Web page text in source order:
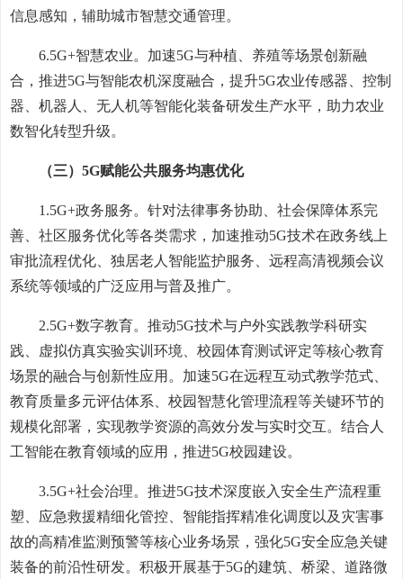
信息感知，辅助城市智慧交通管理。
6.5G+智慧农业。加速5G与种植、养殖等场景创新融
合，推进5G与智能农机深度融合，提升5G农业传感器、控制
器、机器人、无人机等智能化装备研发生产水平，助力农业
数智化转型升级。
（三）5G赋能公共服务均惠优化
1.5G+政务服务。针对法律事务协助、社会保障体系完
善、社区服务优化等各类需求，加速推动5G技术在政务线上
审批流程优化、独居老人智能监护服务、远程高清视频会议
系统等领域的广泛应用与普及推广。
2.5G+数字教育。推动5G技术与户外实践教学科研实
践、虚拟仿真实验实训环境、校园体育测试评定等核心教育
场景的融合与创新性应用。加速5G在远程互动式教学范式、
教育质量多元评估体系、校园智慧化管理流程等关键环节的
规模化部署，实现教学资源的高效分发与实时交互。结合人
工智能在教育领域的应用，推进5G校园建设。
3.5G+社会治理。推进5G技术深度嵌入安全生产流程重
塑、应急救援精细化管控、智能指挥精准化调度以及灾害事
故的高精准监测预警等核心业务场景，强化5G安全应急关键
装备的前沿性研发。积极开展基于5G的建筑、桥梁、道路微